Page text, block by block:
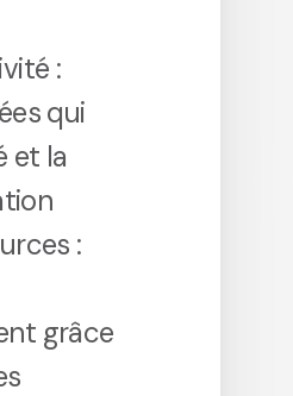
:
qui
et la
:
grâce